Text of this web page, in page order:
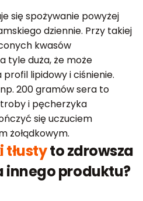
się spożywanie powyżej
dziennie. Przy takiej
kwasów
tyle duża, że może
lipidowy i ciśnienie.
200 gramów sera to
i pęcherzyka
się uczuciem
żołądkowym.
tłustyto zdrowsza
produktu?